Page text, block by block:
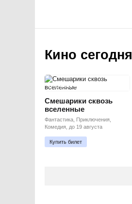
Кино сегодня
ПРЕМЬЕРА
Смешарики сквозь
вселенные
Фантастика, Приключения,
Комедия, до 19 августа
Купить билет